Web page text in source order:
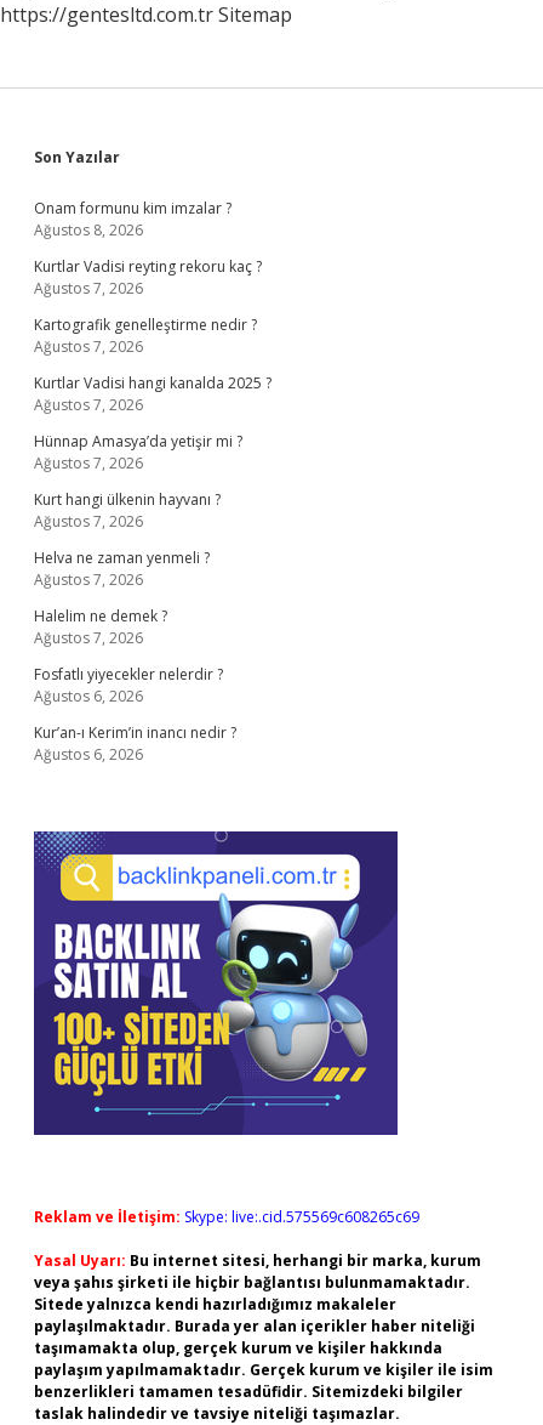
https://gentesltd.com.trSitemap
Sidebar
Son Yazılar
Onam formunu kim imzalar ?
Ağustos 8, 2026
Kurtlar Vadisi reyting rekoru kaç ?
Ağustos 7, 2026
Kartografik genelleştirme nedir ?
Ağustos 7, 2026
Kurtlar Vadisi hangi kanalda 2025 ?
Ağustos 7, 2026
Hünnap Amasya’da yetişir mi ?
Ağustos 7, 2026
Kurt hangi ülkenin hayvanı ?
Ağustos 7, 2026
Helva ne zaman yenmeli ?
Ağustos 7, 2026
Halelim ne demek ?
Ağustos 7, 2026
Fosfatlı yiyecekler nelerdir ?
Ağustos 6, 2026
Kur’an-ı Kerim’in inancı nedir ?
Ağustos 6, 2026
Reklam ve İletişim: Skype: live:.cid.575569c608265c69
Yasal Uyarı: Bu internet sitesi, herhangi bir marka, kurum
veya şahıs şirketi ile hiçbir bağlantısı bulunmamaktadır.
Sitede yalnızca kendi hazırladığımız makaleler
paylaşılmaktadır. Burada yer alan içerikler haber niteliği
taşımamakta olup, gerçek kurum ve kişiler hakkında
paylaşım yapılmamaktadır. Gerçek kurum ve kişiler ile isim
benzerlikleri tamamen tesadüfidir. Sitemizdeki bilgiler
taslak halindedir ve tavsiye niteliği taşımazlar.